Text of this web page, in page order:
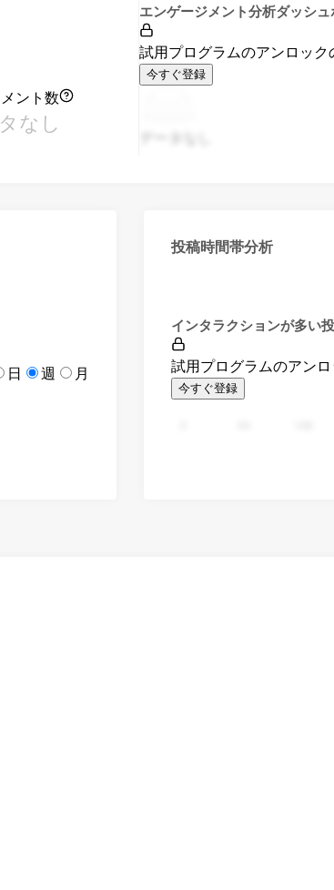
ント数
なし
エンゲージメント分析ダッシュ
試用プログラムのアンロック
今すぐ登録
日 週 月
投稿時間帯分析
インタラクションが多い
試用プログラムのアンロ
今すぐ登録